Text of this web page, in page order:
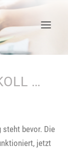
…
steht bevor. Die
jetzt